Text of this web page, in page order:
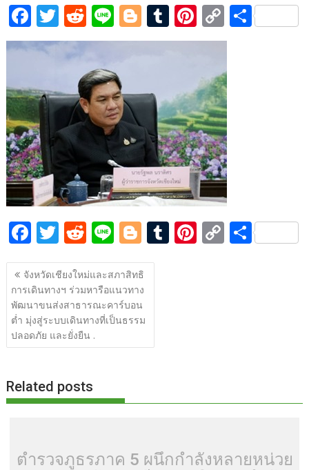
F
ac
e
b
o
o
k
T
w
itt
er
R
e
d
di
t
Li
n
Bl
o
er
T
u
r
Pi
nt
e
st
C
o
y
Li
n
k
S
F
ac
e
b
o
o
T
w
itt
er
R
e
d
di
t
Li
n
e
Bl
o
g
g
er
T Pi C S
แนะแนว
เรื่อง
จังหวัดเชียงใหม่และสภาสิทธิ
การเดินทางฯ ร่วมหารือแนวทาง
พัฒนาขนส่งสาธารณะคาร์บอน
ต่ำ มุ่งสู่ระบบเดินทางที่เป็นธรรม
ปลอดภัย และยั่งยืน .
Related posts
ตำรวจภูธรภาค 5 ผนึกกำลังหลายหน่วย